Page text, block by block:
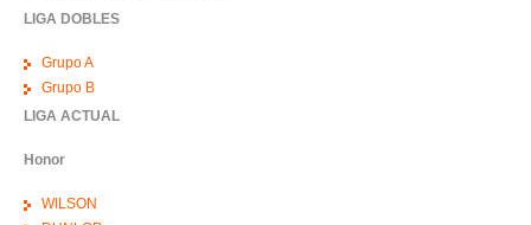
LIGA DOBLES
Grupo A
Grupo B
LIGA ACTUAL
Honor
WILSON